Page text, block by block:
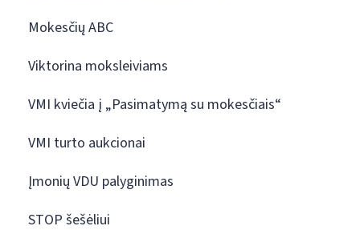
Mokesčių ABC
Viktorina moksleiviams
VMI kviečia į „Pasimatymą su mokesčiais“
VMI turto aukcionai
Įmonių VDU palyginimas
STOP šešėliui